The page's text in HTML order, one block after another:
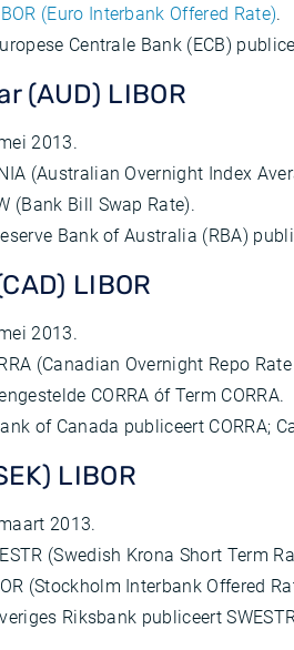
(Euro Interbank Offered Rate).
Centrale Bank (ECB)
(AUD) LIBOR
2013.
(Australian Overnight Index
(Bank Bill Swap Rate).
Bank of Australia (RBA)
LIBOR
2013.
(Canadian Overnight Repo
CORRA óf Term CORRA.
of Canada publiceert CORRA;
LIBOR
2013.
(Swedish Krona Short Term
(Stockholm Interbank Offered
Riksbank publiceert